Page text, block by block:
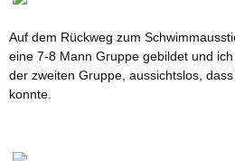
Auf dem Rückweg zum
eine 7-8 Mann Gruppe gebildet und
der zweiten Gruppe, aussichtslos,
konnte.